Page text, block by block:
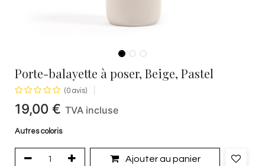
Porte-balayette à poser, Beige, Pastel
(0 avis)
19,00 € TVA incluse
Autres coloris
Ajouter au panier